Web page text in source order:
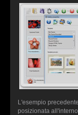
L'esempio
posizionata